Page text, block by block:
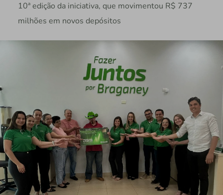
10ª edição da iniciativa, que movimentou R$ 737
milhões em novos depósitos